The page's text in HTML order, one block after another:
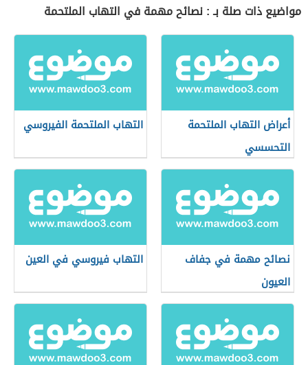
مواضيع ذات صلة بـ : نصائح مهمة في التهاب الملتحمة
أعراض التهاب الملتحمة
التحسسي
التهاب الملتحمة الفيروسي
نصائح مهمة في جفاف
العيون
التهاب فيروسي في العين